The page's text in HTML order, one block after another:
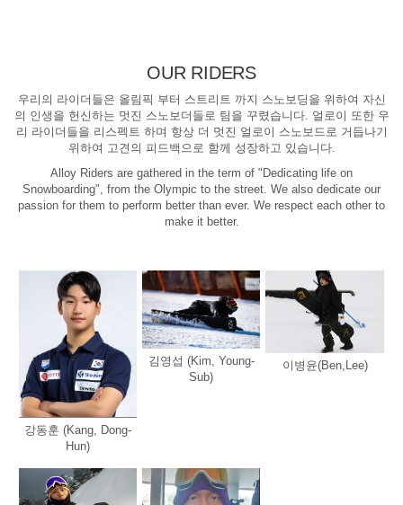
OUR RIDERS
우리의 라이더들은 올림픽 부터 스트리트 까지 스노보딩을 위하여 자신
의 인생을 헌신하는 멋진 스노보더들로 팀을 꾸렸습니다. 얼로이 또한 우
리 라이더들을 리스펙트 하며 항상 더 멋진 얼로이 스노보드로 거듭나기
위하여 고견의 피드백으로 함께 성장하고 있습니다.
Alloy Riders are gathered in the term of "Dedicating life on
Snowboarding", from the Olympic to the street. We also dedicate our
passion for them to perform better than ever. We respect each other to
make it better.
강동훈 (Kang, Dong-
Hun)
김영섭 (Kim, Young-
Sub)
이병윤(Ben,Lee)